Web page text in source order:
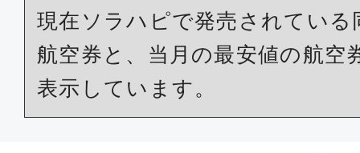
現在ソラハピで発売されている
航空券と、当月の最安値の航空
表示しています。